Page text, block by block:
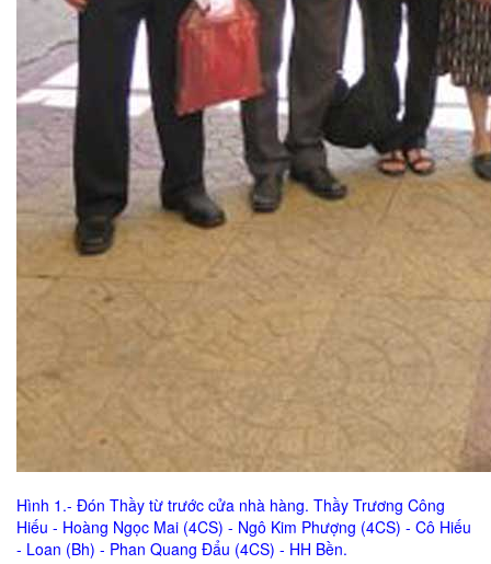
Hình 1.- Đón Thầy từ trước cửa nhà hàng. Thầy Trương Công
Hiếu - Hoàng Ngọc Mai (4CS) - Ngô Kim Phượng (4CS) - Cô Hiếu
- Loan (Bh) - Phan Quang Đẩu (4CS) - HH Bền.